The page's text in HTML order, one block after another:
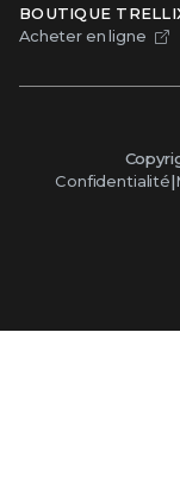
BOUTIQUE
Acheter en ligne
Confidentialité|